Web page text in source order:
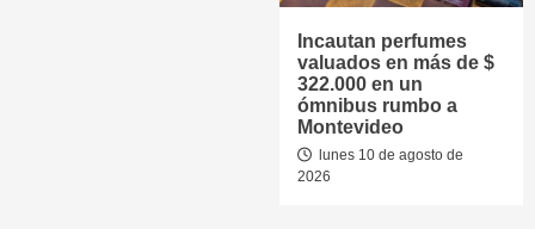
Incautan perfumes
valuados en más de $
322.000 en un
ómnibus rumbo a
Montevideo
lunes 10 de agosto de
2026